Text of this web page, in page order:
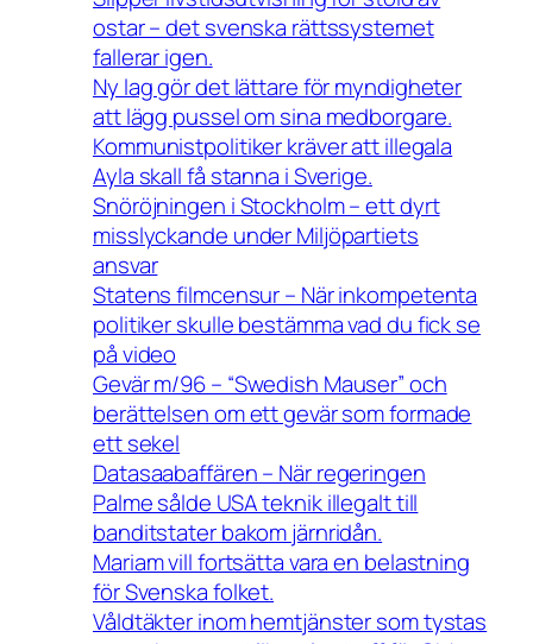
ostar – det svenska rättssystemet
fallerar igen.
Ny lag gör det lättare för myndigheter
att lägg pussel om sina medborgare.
Kommunistpolitiker kräver att illegala
Ayla skall få stanna i Sverige.
Snöröjningen i Stockholm – ett dyrt
misslyckande under Miljöpartiets
ansvar
Statens filmcensur – När inkompetenta
politiker skulle bestämma vad du fick se
på video
Gevär m/96 – “Swedish Mauser” och
berättelsen om ett gevär som formade
ett sekel
Datasaabaffären – När regeringen
Palme sålde USA teknik illegalt till
banditstater bakom järnridån.
Mariam vill fortsätta vara en belastning
för Svenska folket.
Våldtäkter inom hemtjänster som tystas